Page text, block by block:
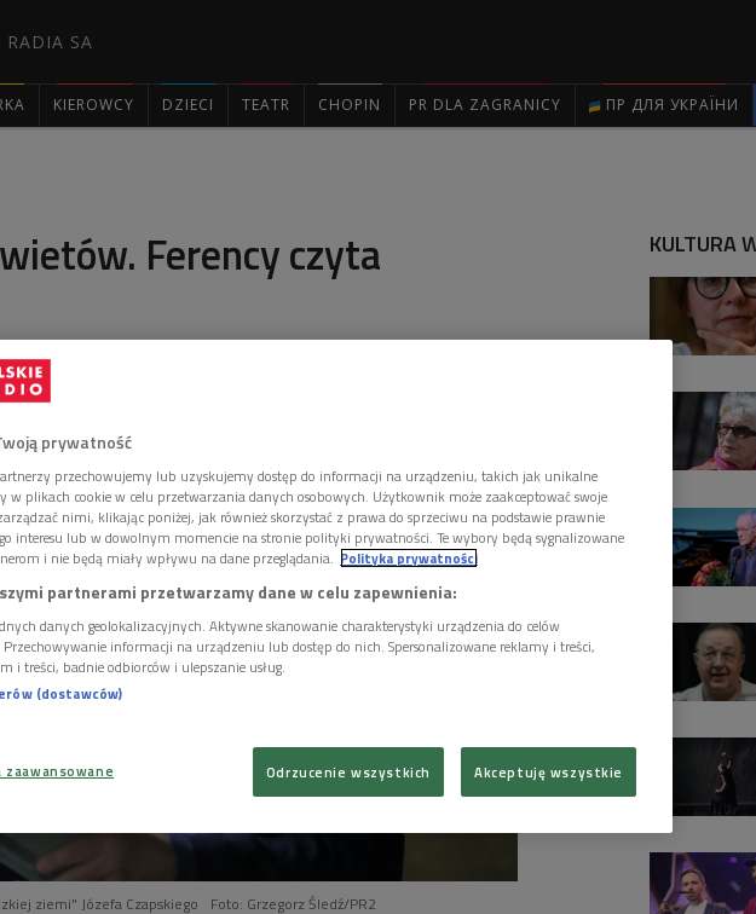
RADIA SA
KIEROWCY DZIECI TEATR CHOPIN PR DLA ZAGRANICY ПР ДЛЯ УКРАЇНИ
Ferency czyta
książki "Na nieludzkiej ziemi" Józefa Czapskiego,
zbrodni.
ziemi" Józefa Czapskiego
Foto: Grzegorz Śledź/PR2
KULTURA
prywatność
przechowujemy lub uzyskujemy dostęp do informacji na urządzeniu, takich jak unikalne
w plikach cookie w celu przetwarzania danych osobowych. Użytkownik może zaakceptować swoje
nimi, klikając poniżej, jak również skorzystać z prawa do sprzeciwu na podstawie prawnie
interesu lub w dowolnym momencie na stronie polityki prywatności. Te wybory będą sygnalizowane
i nie będą miały wpływu na dane przeglądania. Polityka prywatności
partnerami przetwarzamy dane w celu zapewnienia:
danych geolokalizacyjnych. Aktywne skanowanie charakterystyki urządzenia do celów
informacji na urządzeniu lub dostęp do nich. Spersonalizowane reklamy i treści,
i treści, badnie odbiorców i ulepszanie usług.
(dostawców)
Odrzucenie wszystkich Akceptuję wszystkie